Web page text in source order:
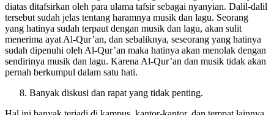
Kalimat Lahwal hadits (perkataan yang tidak berguna) dalam ayat
diatas ditafsirkan oleh para ulama tafsir sebagai nyanyian. Dalil-dalil
tersebut sudah jelas tentang haramnya musik dan lagu. Seorang
yang hatinya sudah terpaut dengan musik dan lagu, akan sulit
menerima ayat Al-Qur’an, dan sebaliknya, seseorang yang hatinya
sudah dipenuhi oleh Al-Qur’an maka hatinya akan menolak dengan
sendirinya musik dan lagu. Karena Al-Qur’an dan musik tidak akan